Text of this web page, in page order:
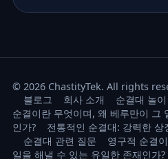
© 2026 ChastityTek. All rights
블로그
회사 소개 순결대 놀
순결이란 무엇이며, 왜 베루만이 그
인가?
전통적인 순결대: 강력한
순결대 관련 질문
영구적 순결
일을 해낼 수 있는 유일한 존재인가?